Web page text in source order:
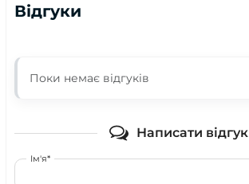
Відгуки
Поки немає відгуків
Написати відгук
Ім'я*